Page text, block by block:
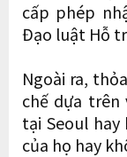
cấp phép
Đạo luật Hỗ
Ngoài ra,
chế dựa
tại Seoul
của họ hay